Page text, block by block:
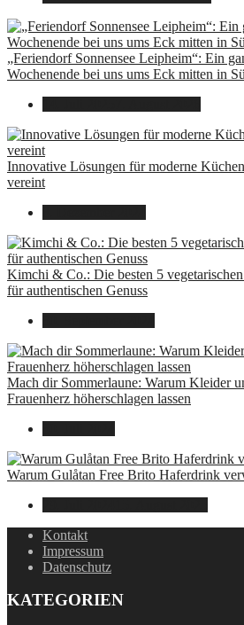
„Feriendorf Sonnensee Leipheim“: Ein
Wochenende bei uns ums Eck mitten in
Innovative Lösungen für moderne
vereint
Kimchi & Co.: Die besten 5
für authentischen Genuss
Mach dir Sommerlaune: Warum Kleider
Frauenherz höherschlagen lassen
Warum Gulåtan Free Brito Haferdrink
Kontakt
Impressum
Datenschutz
KATEGORIEN